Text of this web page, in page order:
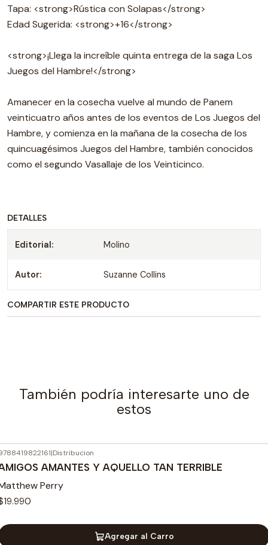
Tapa: <strong>Rústica con Solapas</strong>
Edad Sugerida: <strong>+16</strong>
<strong>¡Llega la increíble quinta entrega de la saga Los
Juegos del Hambre!</strong>
Amanecer en la cosecha vuelve al mundo de Panem
veinticuatro años antes de los eventos de Los Juegos del
Hambre, y comienza en la mañana de la cosecha de los
quincuagésimos Juegos del Hambre, también conocidos
como el segundo Vasallaje de los Veinticinco.
DETALLES
Editorial: Molino
Autor: Suzanne Collins
COMPARTIR ESTE PRODUCTO
También podría interesarte uno de
estos
|Distribucion
AMANTES Y AQUELLO TAN TERRIBLE
Perry
Agregar al Carro